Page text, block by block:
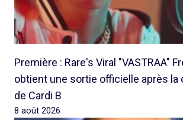
Première : Rare's Viral "VASTRAA"
obtient une sortie officielle après la
de Cardi B
8 août 2026